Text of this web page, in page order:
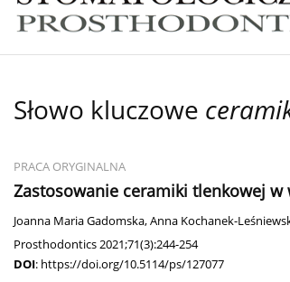
Słowo kluczowe
PRACA ORYGINALNA
Zastosowanie ceramiki tlenkowej w
Joanna Maria Gadomska,Anna Kochanek-
Prosthodontics 2021;71(3):244-254
DOI: https://doi.org/10.5114/ps/127077